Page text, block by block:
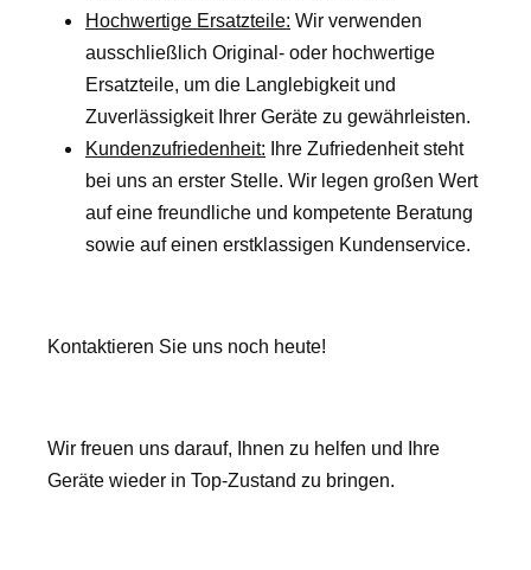
Hochwertige Ersatzteile: Wir verwenden
ausschließlich Original- oder hochwertige
Ersatzteile, um die Langlebigkeit und
Zuverlässigkeit Ihrer Geräte zu gewährleisten.
Kundenzufriedenheit: Ihre Zufriedenheit steht
bei uns an erster Stelle. Wir legen großen Wert
auf eine freundliche und kompetente Beratung
sowie auf einen erstklassigen Kundenservice.
Kontaktieren Sie uns noch heute!
Wir freuen uns darauf, Ihnen zu helfen und Ihre
Geräte wieder in Top-Zustand zu bringen.